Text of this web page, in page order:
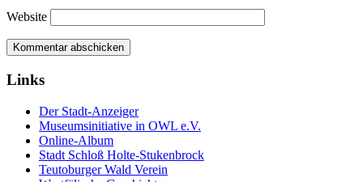
Website
Links
Der Stadt-Anzeiger
Museumsinitiative in OWL e.V.
Online-Album
Stadt Schloß Holte-Stukenbrock
Teutoburger Wald Verein